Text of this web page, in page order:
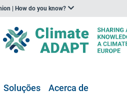
| How do you know?
Soluções Acerca de